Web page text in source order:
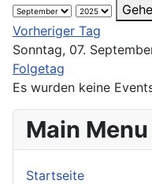
Vorheriger Tag
Sonntag, 07.
Folgetag
Es wurden keine
Main Menu
Startseite